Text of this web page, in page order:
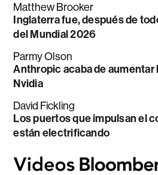
Matthew Brooker
Inglaterra fue, después de
del Mundial 2026
Parmy Olson
Anthropic acaba de aumentar
Nvidia
David Fickling
Los puertos que impulsan el
están electrificando